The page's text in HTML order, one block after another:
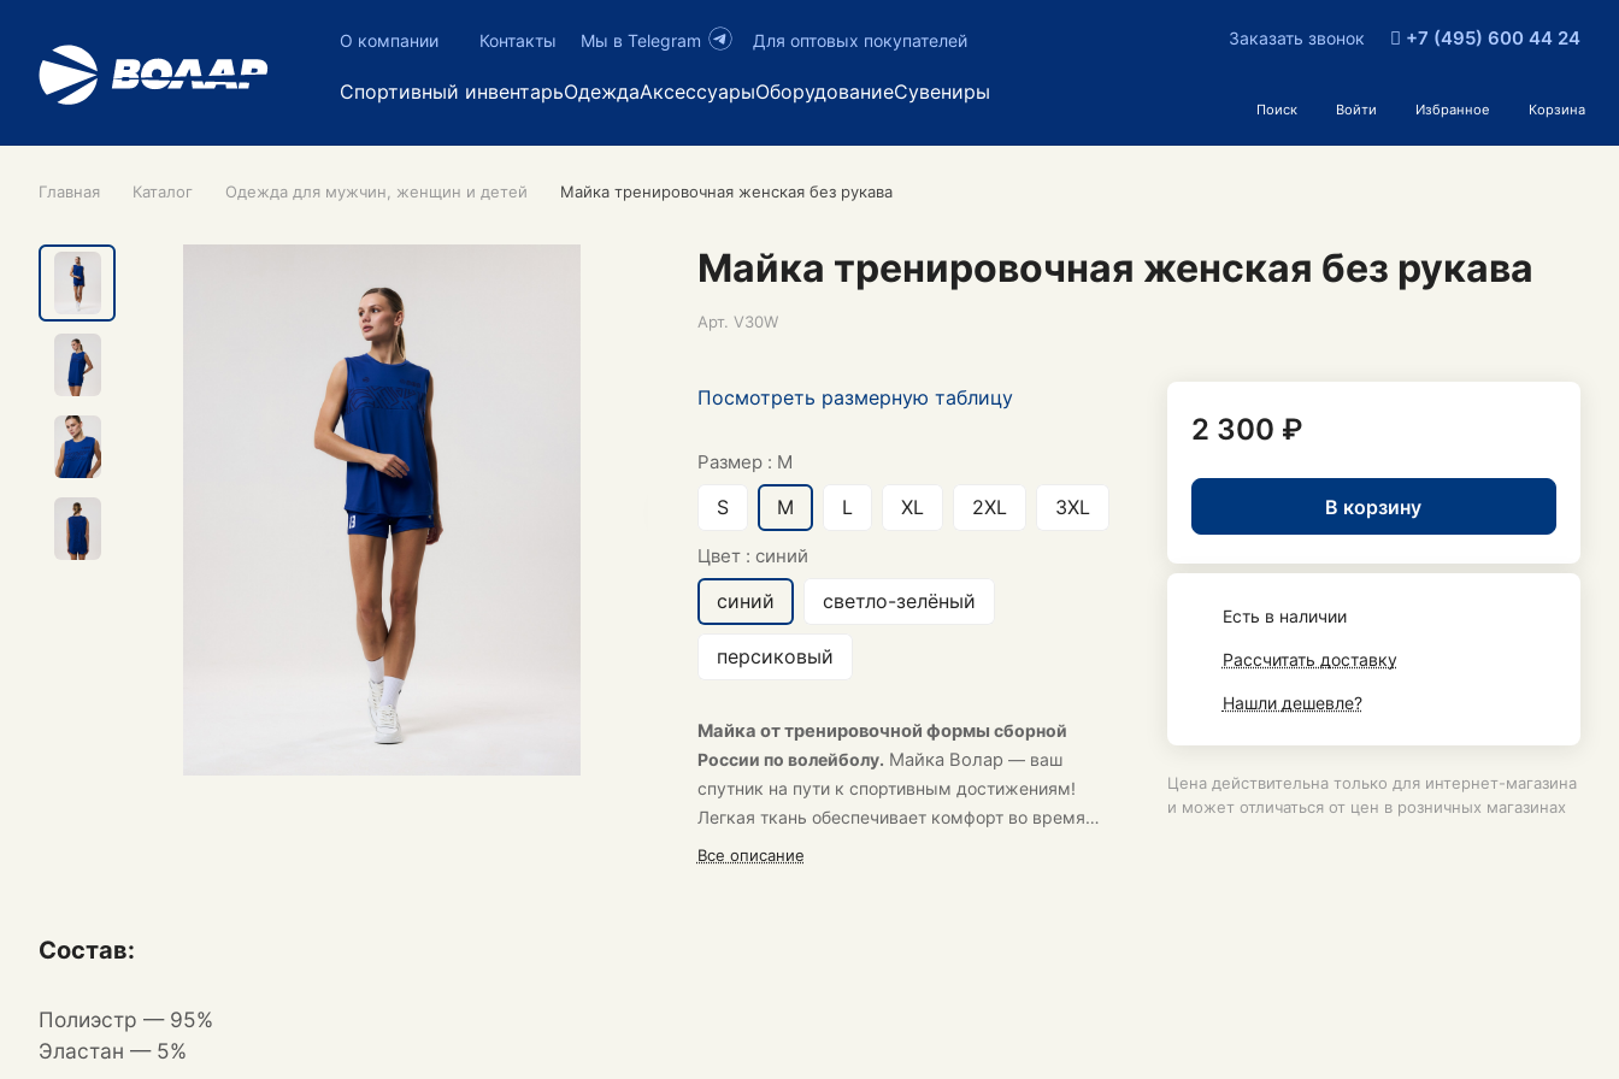
О компании Контакты Мы в Telegram Для оптовых покупателей
Спортивный инвентарьОдеждаАксессуарыОборудованиеСувениры
Заказать звонок +7 (495) 600 44 24
Поиск Войти Избранное Корзина
Главная Каталог Одежда для мужчин, женщин и детей Майка тренировочная женская без рукава
Майка тренировочная женская без рукава
Арт. V30W
Посмотреть размерную таблицу
Размер : M
S M L XL 2XL 3XL
Цвет : синий
синий светло-зелёный
персиковый
Майка от тренировочной формы сборной
России по волейболу. Майка Волар — ваш
спутник на пути к спортивным достижениям!
Легкая ткань обеспечивает комфорт во время
тренировок.
Все описание
2 300 ₽
В корзину
Есть в наличии
Рассчитать доставку
Нашли дешевле?
Цена действительна только для интернет-магазина
и может отличаться от цен в розничных магазинах
Состав:
Полиэстр — 95%
Эластан — 5%